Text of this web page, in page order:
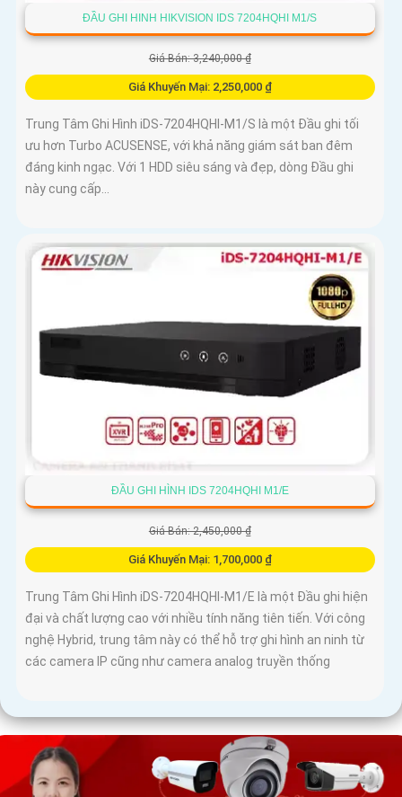
ĐẦU GHI HINH HIKVISION IDS 7204HQHI M1/S
Giá Bán: 3,240,000 ₫
Giá Khuyến Mại: 2,250,000 ₫
Trung Tâm Ghi Hình iDS-7204HQHI-M1/S là một Đầu ghi tối
ưu hơn Turbo ACUSENSE, với khả năng giám sát ban đêm
đáng kinh ngạc. Với 1 HDD siêu sáng và đẹp, dòng Đầu ghi
này cung cấp...
ĐẦU GHI HÌNH IDS 7204HQHI M1/E
Giá Bán: 2,450,000 ₫
Giá Khuyến Mại: 1,700,000 ₫
Trung Tâm Ghi Hình iDS-7204HQHI-M1/E là một Đầu ghi hiện
đại và chất lượng cao với nhiều tính năng tiên tiến. Với công
nghệ Hybrid, trung tâm này có thể hỗ trợ ghi hình an ninh từ
các camera IP cũng như camera analog truyền thống